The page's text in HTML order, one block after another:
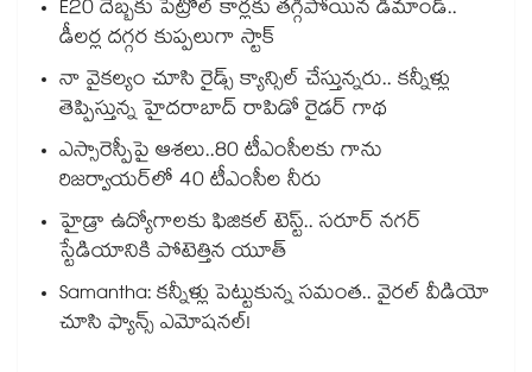
E20 దెబ్బకు పెట్రోల్ కార్లకు తగ్గిపోయిన డిమాండ్..
డీలర్ల దగ్గర కుప్పలుగా స్టాక్
నా వైకల్యం చూసి రైడ్స్ క్యాన్సిల్ చేస్తున్నరు.. కన్నీళ్లు
తెప్పిస్తున్న హైదరాబాద్ రాపిడో రైడర్ గాథ
ఎస్సారెస్పీపై ఆశలు..80 టీఎంసీలకు గాను
రిజర్వాయర్‌‌‌‌‌‌‌‌‌‌‌‌‌‌‌‌లో 40 టీఎంసీల నీరు
హైడ్రా ఉద్యోగాలకు ఫిజికల్ టెస్ట్.. సరూర్ నగర్
స్టేడియానికి పోటెత్తిన యూత్
Samantha: కన్నీళ్లు పెట్టుకున్న సమంత.. వైరల్ వీడియో
చూసి ఫ్యాన్స్ ఎమోషనల్!